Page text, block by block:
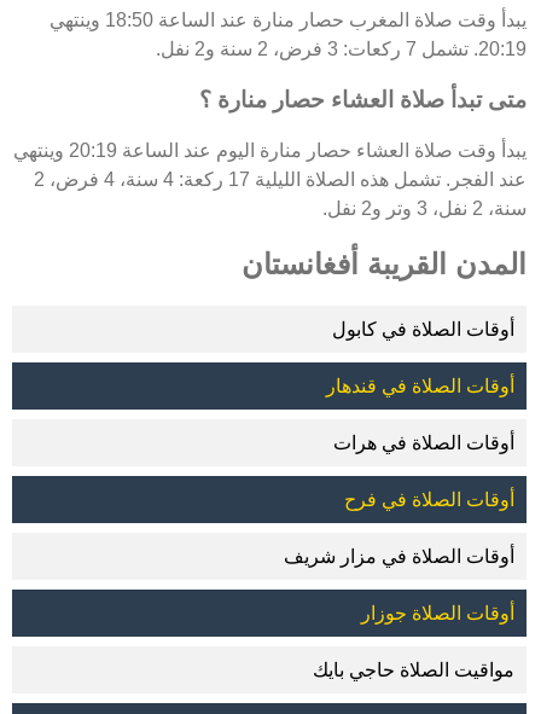
يبدأ وقت صلاة المغرب حصار منارة عند الساعة 18:50 وينتهي
20:19. تشمل 7 ركعات: 3 فرض، 2 سنة و2 نفل.
متى تبدأ صلاة العشاء حصار منارة ؟
يبدأ وقت صلاة العشاء حصار منارة اليوم عند الساعة 20:19 وينتهي
عند الفجر. تشمل هذه الصلاة الليلية 17 ركعة: 4 سنة، 4 فرض، 2
سنة، 2 نفل، 3 وتر و2 نفل.
المدن القريبة أفغانستان
أوقات الصلاة في كابول
أوقات الصلاة في قندهار
أوقات الصلاة في هرات
أوقات الصلاة في فرح
أوقات الصلاة في مزار شريف
أوقات الصلاة جوزار
مواقيت الصلاة حاجي بايك